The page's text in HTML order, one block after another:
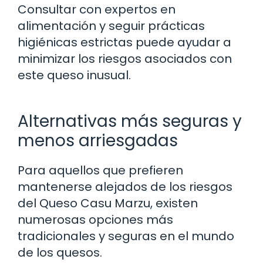
Consultar con expertos en
alimentación y seguir prácticas
higiénicas estrictas puede ayudar a
minimizar los riesgos asociados con
este queso inusual.
Alternativas más seguras y
menos arriesgadas
Para aquellos que prefieren
mantenerse alejados de los riesgos
del Queso Casu Marzu, existen
numerosas opciones más
tradicionales y seguras en el mundo
de los quesos.